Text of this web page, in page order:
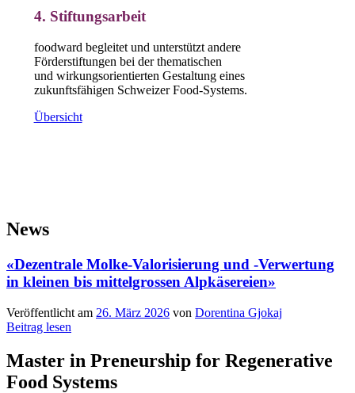
4. Stiftungsarbeit
foodward begleitet und unterstützt andere
Förderstiftungen bei der thematischen
und wirkungsorientierten Gestaltung eines
zukunftsfähigen Schweizer Food-Systems.
Übersicht
News
«Dezentrale Molke-Valorisierung und -Verwertung
in kleinen bis mittelgrossen Alpkäsereien»
Veröffentlicht am 26. März 2026 von Dorentina Gjokaj
Beitrag lesen
Master in Preneurship for Regenerative
Food Systems